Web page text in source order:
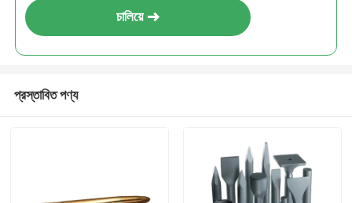
চালিয়ে
প্রস্তাবিত পণ্য